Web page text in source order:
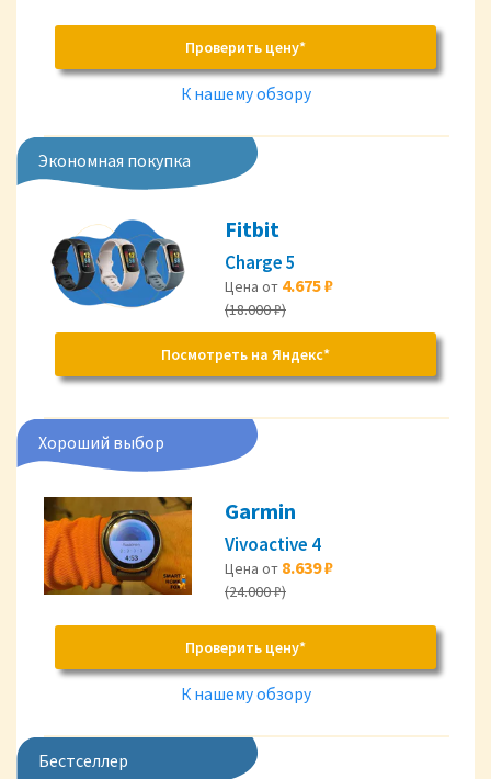
Проверить цену*
К нашему обзору
Экономная покупка
Fitbit
Charge 5
Цена от 4.675 ₽
(18.000 ₽)
Посмотреть на Яндекс*
Хороший выбор
Garmin
Vivoactive 4
Цена от 8.639 ₽
(24.000 ₽)
Проверить цену*
К нашему обзору
Бестселлер